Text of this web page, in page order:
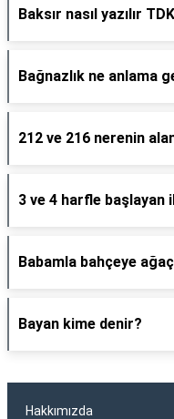
Baksır nasıl yazılır
Bağnazlık ne anlama
212 ve 216 nerenin
3 ve 4 harfle başlayan
Babamla bahçeye
Bayan kime denir?
Hakkımızda